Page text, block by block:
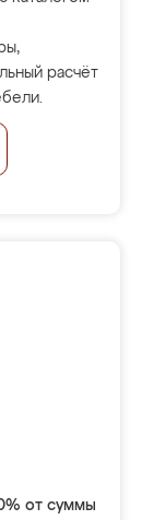
расчёт
от суммы